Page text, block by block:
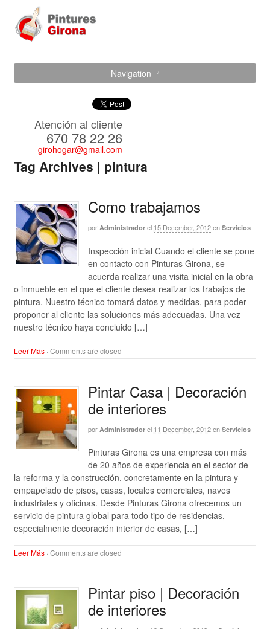
Navigation
Atención al cliente
670 78 22 26
girohogar@gmail.com
Tag Archives | pintura
Como trabajamos
por Administrador el 15 December, 2012 en Servicios
Inspección inicial Cuando el cliente se pone
en contacto con Pinturas Girona, se
acuerda realizar una visita inicial en la obra
o inmueble en el que el cliente desea realizar los trabajos de
pintura. Nuestro técnico tomará datos y medidas, para poder
proponer al cliente las soluciones más adecuadas. Una vez
nuestro técnico haya concluido […]
Leer Más· Comments are closed
Pintar Casa | Decoración
de interiores
por Administrador el 11 December, 2012 en Servicios
Pinturas Girona es una empresa con más
de 20 años de experiencia en el sector de
la reforma y la construcción, concretamente en la pintura y
empapelado de pisos, casas, locales comerciales, naves
industriales y oficinas. Desde Pinturas Girona ofrecemos un
servicio de pintura global para todo tipo de residencias,
especialmente decoración interior de casas, […]
Leer Más· Comments are closed
Pintar piso | Decoración
de interiores